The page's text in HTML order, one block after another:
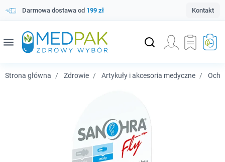
Darmowa dostawa od 199 zł Kontakt
menu
Strona główna Zdrowie Artykuły i akcesoria medyczne